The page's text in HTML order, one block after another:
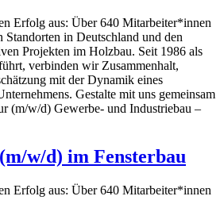
Erfolg aus: Über 640 Mitarbeiter*innen
Standorten in Deutschland und den
Projekten im Holzbau. Seit 1986 als
verbinden wir Zusammenhalt,
mit der Dynamik eines
Gestalte mit uns gemeinsam
(m/w/d) Gewerbe- und Industriebau –
w/d) im Fensterbau
Erfolg aus: Über 640 Mitarbeiter*innen